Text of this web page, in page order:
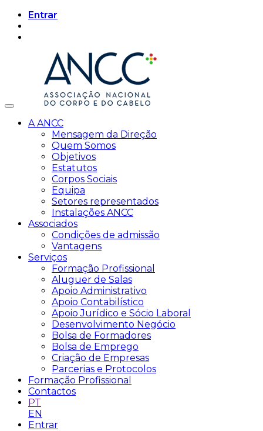
Entrar
A ANCC
Mensagem da Direção
Quem Somos
Objetivos
Estatutos
Corpos Sociais
Equipa
Setores representados
Instalações ANCC
Associados
Condições de admissão
Vantagens
Serviços
Formação Profissional
Aluguer de Salas
Apoio Administrativo
Apoio Contabilístico
Apoio Jurídico e Sócio Laboral
Desenvolvimento Negócio
Bolsa de Formadores
Bolsa de Emprego
Criação de Empresas
Parcerias e Protocolos
Formação Profissional
Contactos
PT
EN
Entrar